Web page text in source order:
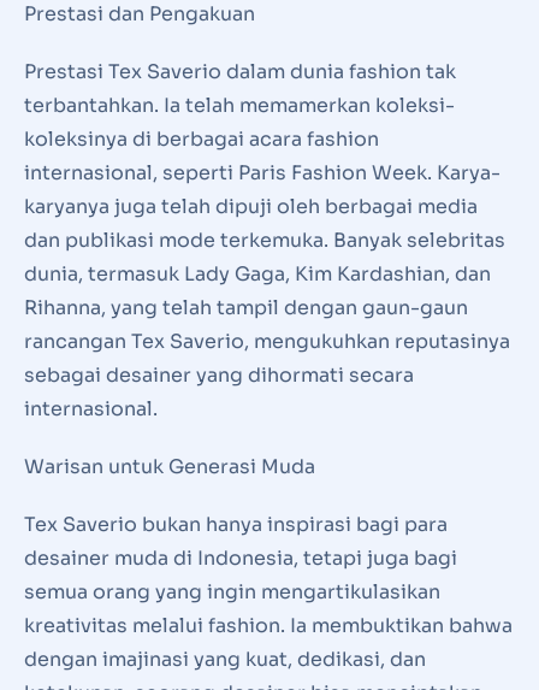
Prestasi dan Pengakuan
Prestasi Tex Saverio dalam dunia fashion tak
terbantahkan. Ia telah memamerkan koleksi-
koleksinya di berbagai acara fashion
internasional, seperti Paris Fashion Week. Karya-
karyanya juga telah dipuji oleh berbagai media
dan publikasi mode terkemuka. Banyak selebritas
dunia, termasuk Lady Gaga, Kim Kardashian, dan
Rihanna, yang telah tampil dengan gaun-gaun
rancangan Tex Saverio, mengukuhkan reputasinya
sebagai desainer yang dihormati secara
internasional.
Warisan untuk Generasi Muda
Tex Saverio bukan hanya inspirasi bagi para
desainer muda di Indonesia, tetapi juga bagi
semua orang yang ingin mengartikulasikan
kreativitas melalui fashion. Ia membuktikan bahwa
dengan imajinasi yang kuat, dedikasi, dan